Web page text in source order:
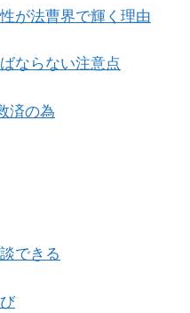
が法曹界で輝く理由
ならない注意点
済の為
できる